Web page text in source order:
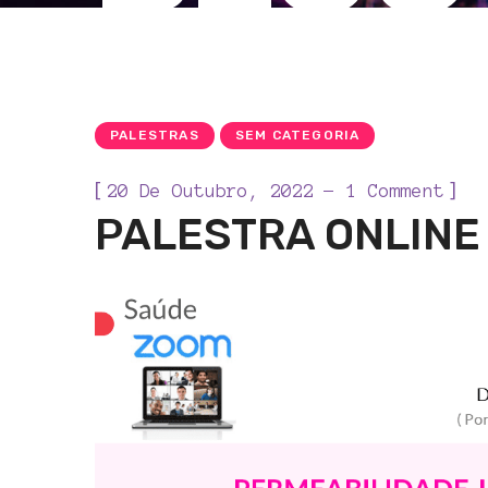
PALESTRAS SEM CATEGORIA
[ 20 De Outubro, 2022 1 Comment ]
PALESTRA ONLINE